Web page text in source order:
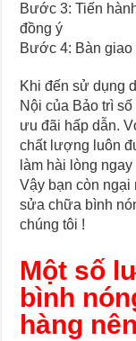
Bước 3: Tiến
đồng ý
Bước 4: Bàn giao
Khi đến sử dụng
Nội của Bảo trì
ưu đãi hấp dẫn.
chất lượng luôn
làm hài lòng
Vậy bạn còn
sửa chữa bình
chúng tôi !
Một số
bình
hàng